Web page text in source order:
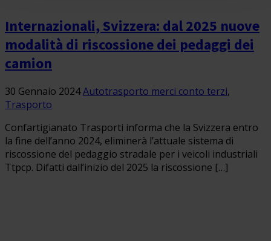
Internazionali, Svizzera: dal 2025 nuove
modalità di riscossione dei pedaggi dei
camion
30 Gennaio 2024Autotrasporto merci conto terzi,
Trasporto
Confartigianato Trasporti informa che la Svizzera entro
la fine dell’anno 2024, eliminerà l’attuale sistema di
riscossione del pedaggio stradale per i veicoli industriali
Ttpcp. Difatti dall’inizio del 2025 la riscossione […]